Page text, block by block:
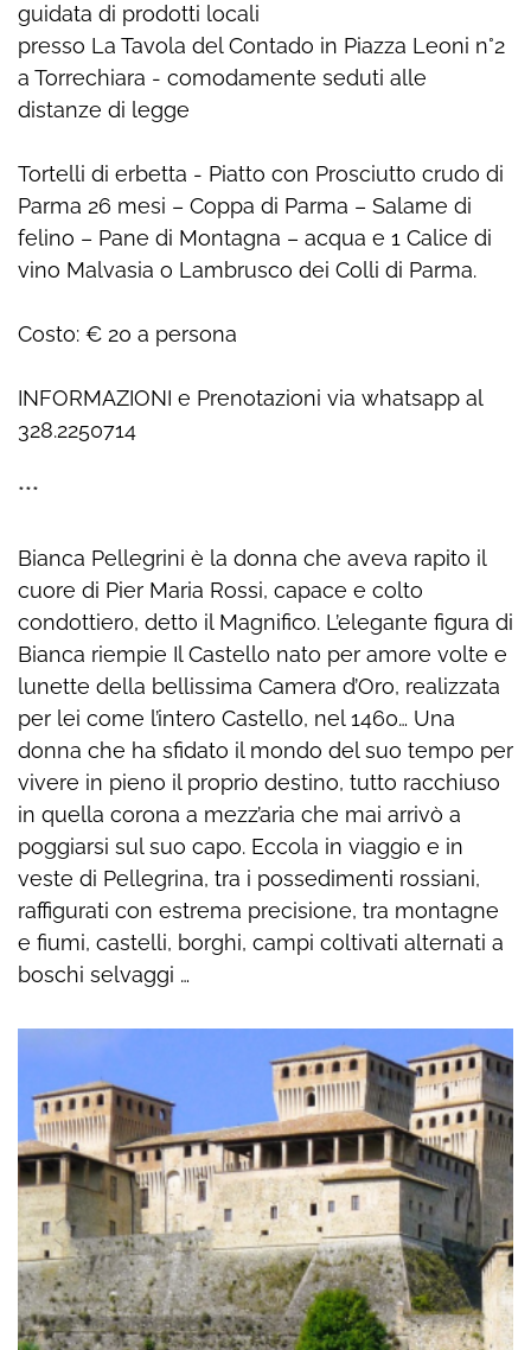
guidata di prodotti locali
presso La Tavola del Contado in Piazza Leoni n°2
a Torrechiara - comodamente seduti alle
distanze di legge
Tortelli di erbetta - Piatto con Prosciutto crudo di
Parma 26 mesi – Coppa di Parma – Salame di
felino – Pane di Montagna – acqua e 1 Calice di
vino Malvasia o Lambrusco dei Colli di Parma.
Costo: € 20 a persona
INFORMAZIONI e Prenotazioni via whatsapp al
328.2250714
***
Bianca Pellegrini è la donna che aveva rapito il
cuore di Pier Maria Rossi, capace e colto
condottiero, detto il Magnifico. L’elegante figura di
Bianca riempie Il Castello nato per amore volte e
lunette della bellissima Camera d’Oro, realizzata
per lei come l’intero Castello, nel 1460… Una
donna che ha sfidato il mondo del suo tempo per
vivere in pieno il proprio destino, tutto racchiuso
in quella corona a mezz’aria che mai arrivò a
poggiarsi sul suo capo. Eccola in viaggio e in
veste di Pellegrina, tra i possedimenti rossiani,
raffigurati con estrema precisione, tra montagne
e fiumi, castelli, borghi, campi coltivati alternati a
boschi selvaggi …